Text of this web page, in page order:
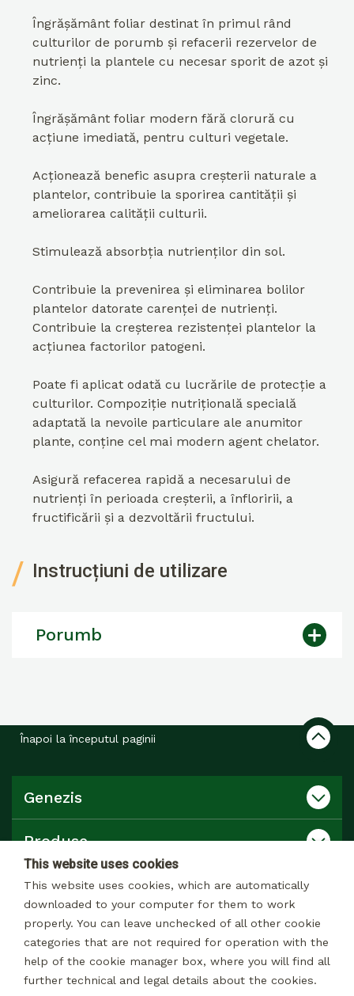
This website uses cookies
This website uses cookies, which are automatically
downloaded to your computer for them to work
properly. You can leave unchecked of all other cookie
categories that are not required for operation with the
help of the cookie manager box, where you will find all
further technical and legal details about the cookies.
Îngrășământ foliar destinat în primul rând
culturilor de porumb și refacerii rezervelor de
nutrienți la plantele cu necesar sporit de azot și
zinc.
Îngrășământ foliar modern fără clorură cu
acțiune imediată, pentru culturi vegetale.
Acționează benefic asupra creșterii naturale a
plantelor, contribuie la sporirea cantității și
ameliorarea calității culturii.
Stimulează absorbția nutrienților din sol.
Contribuie la prevenirea și eliminarea bolilor
plantelor datorate carenței de nutrienți.
Contribuie la creșterea rezistenței plantelor la
acțiunea factorilor patogeni.
Poate fi aplicat odată cu lucrările de protecție a
culturilor. Compoziție nutrițională specială
adaptată la nevoile particulare ale anumitor
plante, conține cel mai modern agent chelator.
Asigură refacerea rapidă a necesarului de
nutrienți în perioada creșterii, a înfloririi, a
fructificării și a dezvoltării fructului.
Instrucțiuni de utilizare
Porumb
Înapoi la începutul paginii
Genezis
Produse
Catalog
Contact